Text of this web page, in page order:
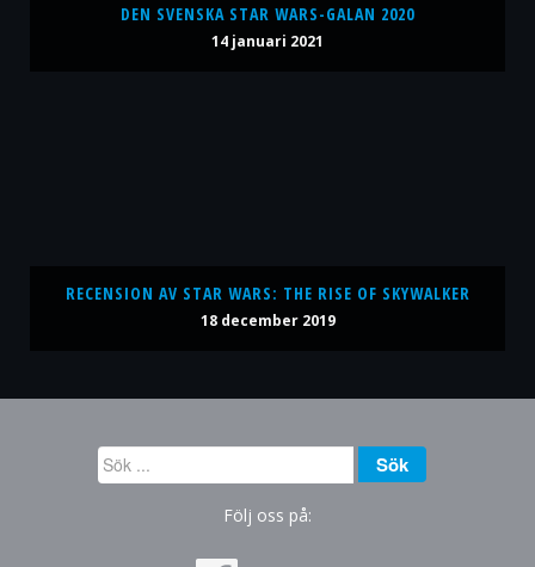
DEN SVENSKA STAR WARS-GALAN 2020
14 januari 2021
RECENSION AV STAR WARS: THE RISE OF SKYWALKER
18 december 2019
Sök
...
Sök
Följ oss på: